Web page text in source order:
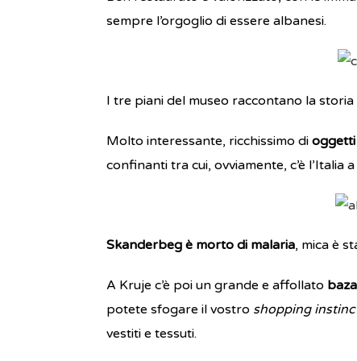
sempre l’orgoglio di essere albanesi.
I tre piani del museo raccontano la
Molto interessante, ricchissimo di oggetti
confinanti tra cui, ovviamente, c’è l’Italia
Skanderbeg è morto di malaria, mica è
A Kruje c’è poi un grande e affollato
potete sfogare il vostro shopping
vestiti e tessuti.